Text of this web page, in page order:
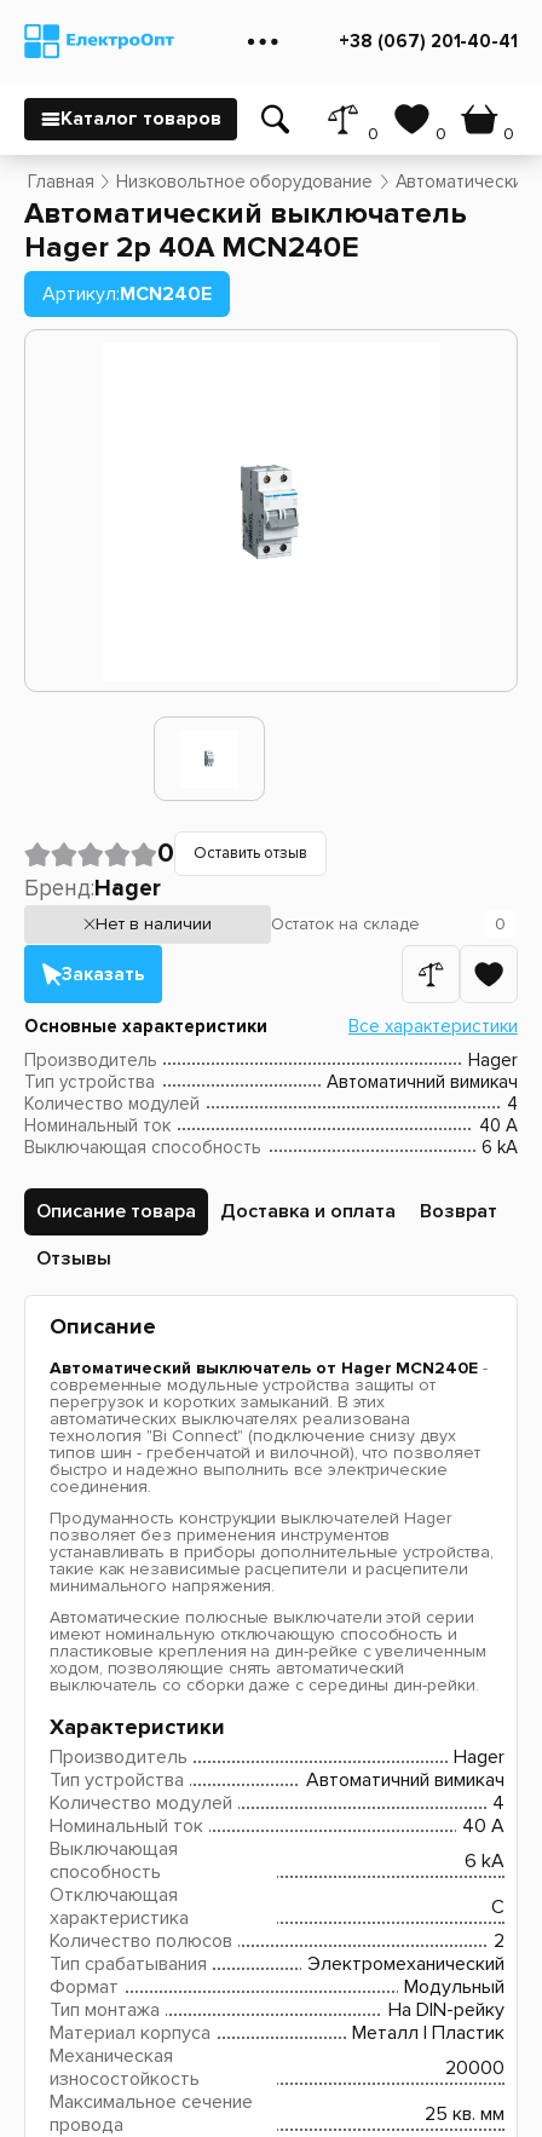
+38 (067) 201-40-41
Каталог товаров
0 0 0
Главная Низковольтное оборудование Автоматический
Автоматический выключатель
Hager 2p 40A MCN240E
Артикул:MCN240E
0 Оставить отзыв
Бренд:Hager
Нет в наличии Остаток на складе 0
Заказать
Основные характеристики
Все характеристики
Производитель
Hager
Тип устройства
Автоматичний вимикач
Количество модулей
4
Номинальный ток
40 A
Выключающая способность
6 kA
Описание товара Доставка и оплата
Возврат
Отзывы
Описание
Автоматический выключатель от Hager MCN240E -
современные модульные устройства защиты от
перегрузок и коротких замыканий. В этих
автоматических выключателях реализована
технология "Bi Connect" (подключение снизу двух
типов шин - гребенчатой и вилочной), что позволяет
быстро и надежно выполнить все электрические
соединения.
Продуманность конструкции выключателей Hager
позволяет без применения инструментов
устанавливать в приборы дополнительные устройства,
такие как независимые расцепители и расцепители
минимального напряжения.
Автоматические полюсные выключатели этой серии
имеют номинальную отключающую способность и
пластиковые крепления на дин-рейке с увеличенным
ходом, позволяющие снять автоматический
выключатель со сборки даже с середины дин-рейки.
Характеристики
Производитель
Hager
Тип устройства
Автоматичний вимикач
Количество модулей
4
Номинальный ток
40 A
Выключающая
способность
6 kA
Отключающая
характеристика
C
Количество полюсов
2
Тип срабатывания
Электромеханический
Формат
Модульный
Тип монтажа
На DIN-рейку
Материал корпуса
Металл І Пластик
Механическая
износостойкость
20000
Максимальное сечение
провода
25 кв. мм